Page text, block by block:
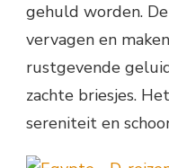
gehuld worden.
vervagen en
rustgevende
zachte briesjes.
sereniteit en